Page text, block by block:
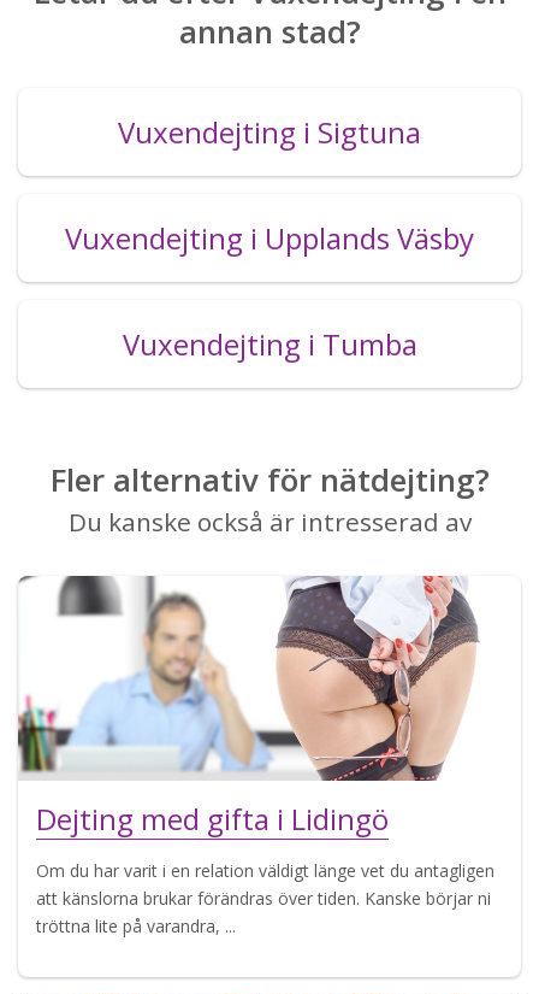
annan stad?
Vuxendejting i Sigtuna
Vuxendejting i Upplands Väsby
Vuxendejting i Tumba
Fler alternativ för nätdejting?
Du kanske också är intresserad av
Dejting med gifta i Lidingö
Om du har varit i en relation väldigt länge vet du antagligen
att känslorna brukar förändras över tiden. Kanske börjar ni
tröttna lite på varandra, ...